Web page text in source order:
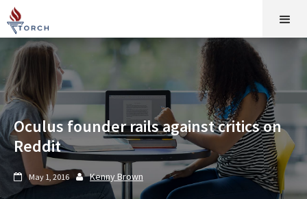
Oculus founder rails against critics on
Reddit
 May 1, 2016  Kenny Brown